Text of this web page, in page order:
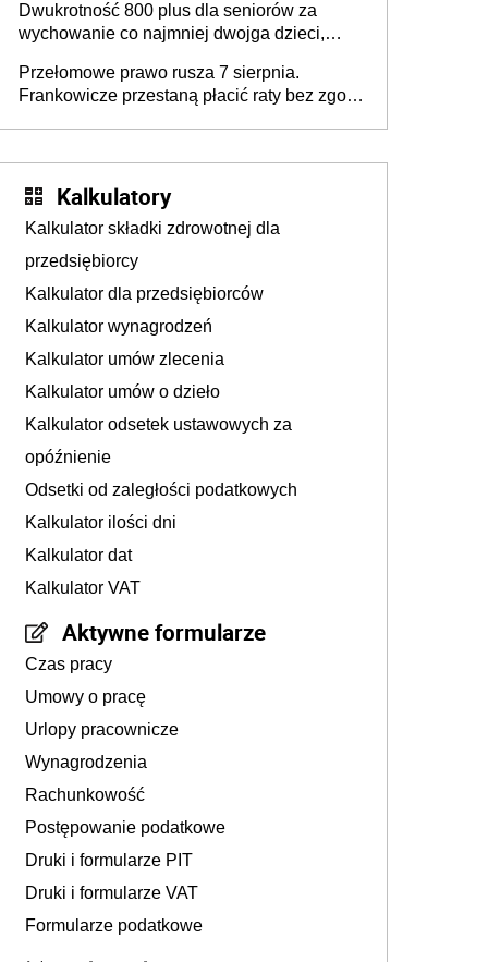
sprzed 1999 roku). Jak odebrać
zaświadczenie z ZUS?
Dwukrotność 800 plus dla seniorów za
wychowanie co najmniej dwojga dzieci,
państwa poprzez płacenie podatków?
Zapadła decyzja Sejmu
Przełomowe prawo rusza 7 sierpnia.
Frankowicze przestaną płacić raty bez zgody
Kalkulatory
Kalkulator składki zdrowotnej dla
przedsiębiorcy
Kalkulator dla przedsiębiorców
Kalkulator wynagrodzeń
Kalkulator umów zlecenia
Kalkulator umów o dzieło
Kalkulator odsetek ustawowych za
opóźnienie
Odsetki od zaległości podatkowych
Kalkulator ilości dni
Kalkulator dat
Kalkulator VAT
Aktywne formularze
Czas pracy
Umowy o pracę
Urlopy pracownicze
Wynagrodzenia
Rachunkowość
Postępowanie podatkowe
Druki i formularze PIT
Druki i formularze VAT
Formularze podatkowe